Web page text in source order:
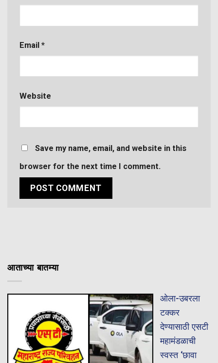
Email *
Website
Save my name, email, and website in this
browser for the next time I comment.
आताच्या बातम्या
ओला-उबरला
टक्कर
देण्यासाठी एसटी
महामंडळाची
स्वस्त ‘छावा